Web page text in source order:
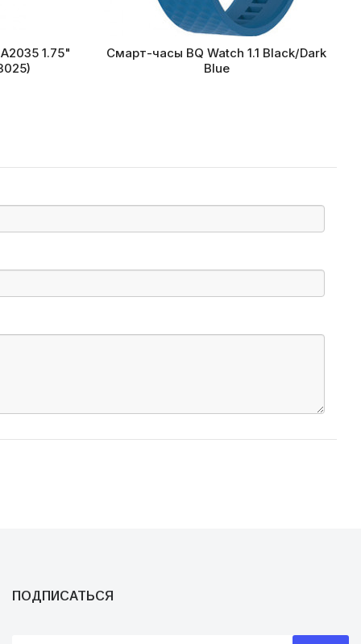
1.75"
Смарт-часы BQ Watch 1.1 Black/Dark
Blue
ПОДПИСАТЬСЯ